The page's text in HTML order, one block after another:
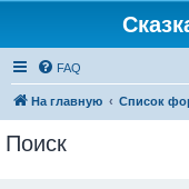
FAQ
На главную Список
Поиск